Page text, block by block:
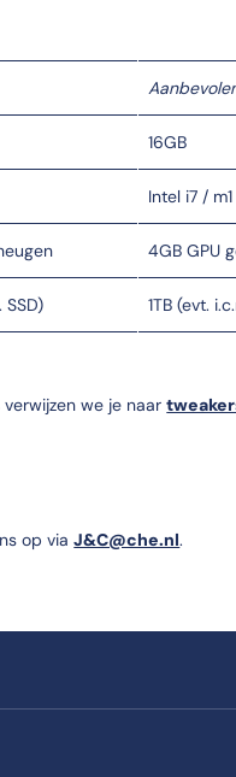
16GB
Intel i7 / m1
4GB GPU
1TB (evt.
verwijzen we je naar
op viaJ&C@che.nl.